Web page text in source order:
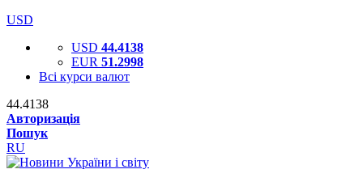
USD
USD 44.4138
EUR 51.2998
Всі курси валют
44.4138
Авторизація
Пошук
RU